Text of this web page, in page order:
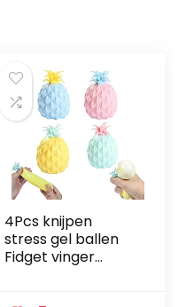
4Pcs knijpen
stress gel ballen
Fidget vinger